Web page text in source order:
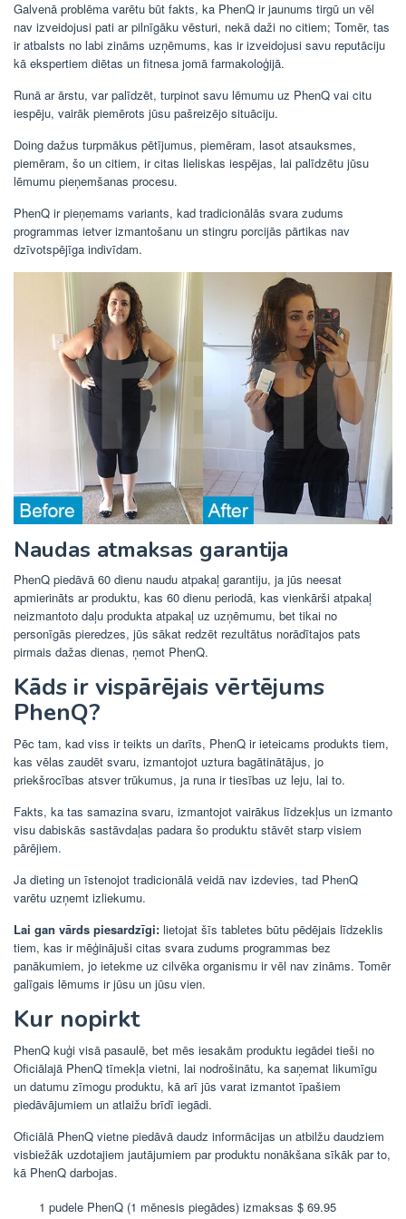
Galvenā problēma varētu būt fakts, ka PhenQ ir jaunums tirgū un vēl
nav izveidojusi pati ar pilnīgāku vēsturi, nekā daži no citiem; Tomēr, tas
ir atbalsts no labi zināms uzņēmums, kas ir izveidojusi savu reputāciju
kā ekspertiem diētas un fitnesa jomā farmakoloģijā.
Runā ar ārstu, var palīdzēt, turpinot savu lēmumu uz PhenQ vai citu
iespēju, vairāk piemērots jūsu pašreizējo situāciju.
Doing dažus turpmākus pētījumus, piemēram, lasot atsauksmes,
piemēram, šo un citiem, ir citas lieliskas iespējas, lai palīdzētu jūsu
lēmumu pieņemšanas procesu.
PhenQ ir pieņemams variants, kad tradicionālās svara zudums
programmas ietver izmantošanu un stingru porcijās pārtikas nav
dzīvotspējīga indivīdam.
Naudas atmaksas garantija
PhenQ piedāvā 60 dienu naudu atpakaļ garantiju, ja jūs neesat
apmierināts ar produktu, kas 60 dienu periodā, kas vienkārši atpakaļ
neizmantoto daļu produkta atpakaļ uz uzņēmumu, bet tikai no
personīgās pieredzes, jūs sākat redzēt rezultātus norādītajos pats
pirmais dažas dienas, ņemot PhenQ.
Kāds ir vispārējais vērtējums
PhenQ?
Pēc tam, kad viss ir teikts un darīts, PhenQ ir ieteicams produkts tiem,
kas vēlas zaudēt svaru, izmantojot uztura bagātinātājus, jo
priekšrocības atsver trūkumus, ja runa ir tiesības uz leju, lai to.
Fakts, ka tas samazina svaru, izmantojot vairākus līdzekļus un izmanto
visu dabiskās sastāvdaļas padara šo produktu stāvēt starp visiem
pārējiem.
Ja dieting un īstenojot tradicionālā veidā nav izdevies, tad PhenQ
varētu uzņemt izliekumu.
Lai gan vārds piesardzīgi: lietojat šīs tabletes būtu pēdējais līdzeklis
tiem, kas ir mēģinājuši citas svara zudums programmas bez
panākumiem, jo ietekme uz cilvēka organismu ir vēl nav zināms. Tomēr
galīgais lēmums ir jūsu un jūsu vien.
Kur nopirkt
PhenQ kuģi visā pasaulē, bet mēs iesakām produktu iegādei tieši no
Oficiālajā PhenQ tīmekļa vietni, lai nodrošinātu, ka saņemat likumīgu
un datumu zīmogu produktu, kā arī jūs varat izmantot īpašiem
piedāvājumiem un atlaižu brīdī iegādi.
Oficiālā PhenQ vietne piedāvā daudz informācijas un atbilžu daudziem
visbiežāk uzdotajiem jautājumiem par produktu nonākšana sīkāk par to,
kā PhenQ darbojas.
1 pudele PhenQ (1 mēnesis piegādes) izmaksas $ 69.95